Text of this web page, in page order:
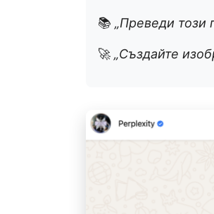
📚 „Преведи този
🚀 „Създайте